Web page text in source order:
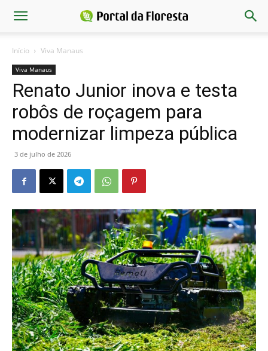
Início Viva Manaus
Viva Manaus
Renato Junior inova e testa
robôs de roçagem para
modernizar limpeza pública
3 de julho de 2026